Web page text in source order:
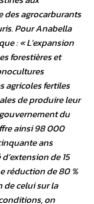
agrocarburants
Pour Anabella
:« L’expansion
forestières et
agricoles fertiles
de produire leur
du
ainsi 98 000
ans
de 15
réduction de 80 %
de celui sur la
on